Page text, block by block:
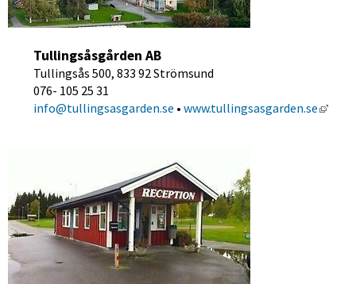
Tullingsåsgården AB
Tullingsås 500, 833 92 Strömsund
076- 105 25 31
info@tullingsasgarden.se • www.tullingsasgarden.se